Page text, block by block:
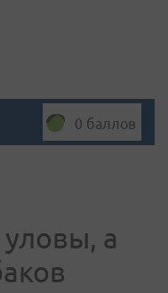
0 баллов
а